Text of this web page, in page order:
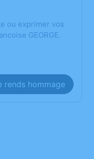
ou exprimer vos
GEORGE.
rends hommage